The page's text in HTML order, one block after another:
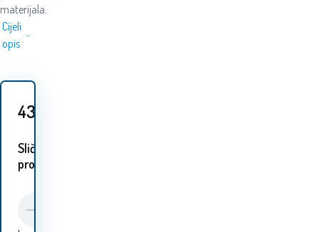
materijala.
Cijeli
opis
43
Slični
proizvodi: